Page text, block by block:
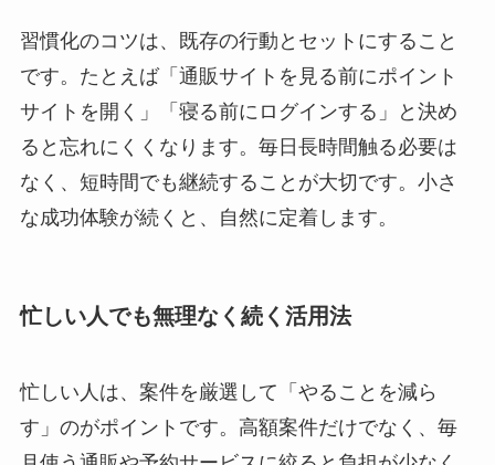
習慣化のコツは、既存の行動とセットにすること
です。たとえば「通販サイトを見る前にポイント
サイトを開く」「寝る前にログインする」と決め
ると忘れにくくなります。毎日長時間触る必要は
なく、短時間でも継続することが大切です。小さ
な成功体験が続くと、自然に定着します。
忙しい人でも無理なく続く活用法
忙しい人は、案件を厳選して「やることを減ら
す」のがポイントです。高額案件だけでなく、毎